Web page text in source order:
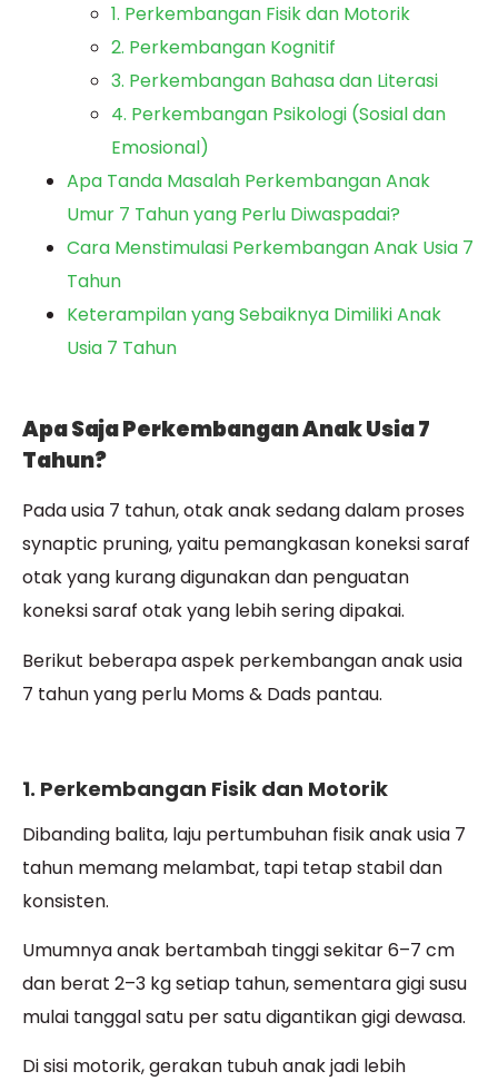
1. Perkembangan Fisik dan Motorik
2. Perkembangan Kognitif
3. Perkembangan Bahasa dan Literasi
4. Perkembangan Psikologi (Sosial dan
Emosional)
Apa Tanda Masalah Perkembangan Anak
Umur 7 Tahun yang Perlu Diwaspadai?
Cara Menstimulasi Perkembangan Anak Usia 7
Tahun
Keterampilan yang Sebaiknya Dimiliki Anak
Usia 7 Tahun
Apa Saja Perkembangan Anak Usia 7
Tahun?
Pada usia 7 tahun, otak anak sedang dalam proses
synaptic pruning, yaitu pemangkasan koneksi saraf
otak yang kurang digunakan dan penguatan
koneksi saraf otak yang lebih sering dipakai.
Berikut beberapa aspek perkembangan anak usia
7 tahun yang perlu Moms & Dads pantau.
1. Perkembangan Fisik dan Motorik
Dibanding balita, laju pertumbuhan fisik anak usia 7
tahun memang melambat, tapi tetap stabil dan
konsisten.
Umumnya anak bertambah tinggi sekitar 6–7 cm
dan berat 2–3 kg setiap tahun, sementara gigi susu
mulai tanggal satu per satu digantikan gigi dewasa.
Di sisi motorik, gerakan tubuh anak jadi lebih